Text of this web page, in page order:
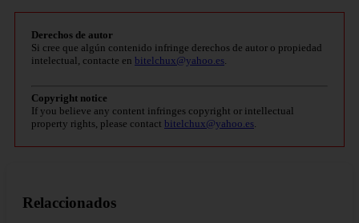
Derechos de autor
Si cree que algún contenido infringe derechos de autor o propiedad
intelectual, contacte en bitelchux@yahoo.es.
Copyright notice
If you believe any content infringes copyright or intellectual
property rights, please contact bitelchux@yahoo.es.
Relaccionados